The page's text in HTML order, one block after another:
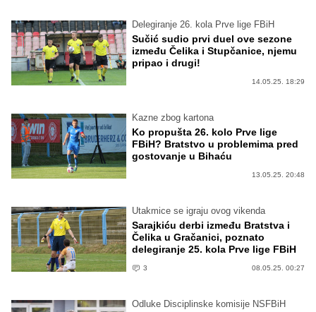
Delegiranje 26. kola Prve lige FBiH
Sučić sudio prvi duel ove sezone
između Čelika i Stupčanice, njemu
pripao i drugi!
14.05.25. 18:29
Kazne zbog kartona
Ko propušta 26. kolo Prve lige
FBiH? Bratstvo u problemima pred
gostovanje u Bihaću
13.05.25. 20:48
Utakmice se igraju ovog vikenda
Sarajkiću derbi između Bratstva i
Čelika u Gračanici, poznato
delegiranje 25. kola Prve lige FBiH
3 08.05.25. 00:27
Odluke Disciplinske komisije NSFBiH